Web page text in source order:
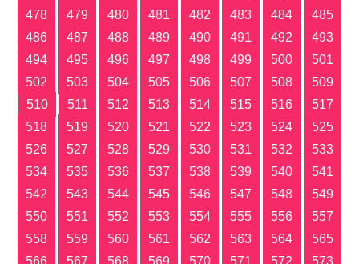
478
479 480 481 482 483 484
485
486
487 488 489 490 491 492
493
494
495 496 497 498 499 500
501
502
503 504 505 506 507 508
509
510
511 512 513 514 515 516
517
518
519 520 521 522 523 524
525
526
527 528 529 530 531 532
533
534
535 536 537 538 539 540
541
542
543 544 545 546 547 548
549
550
551 552 553 554 555 556
557
558
559 560 561 562 563 564
565
566
567 568 569 570 571 572 573